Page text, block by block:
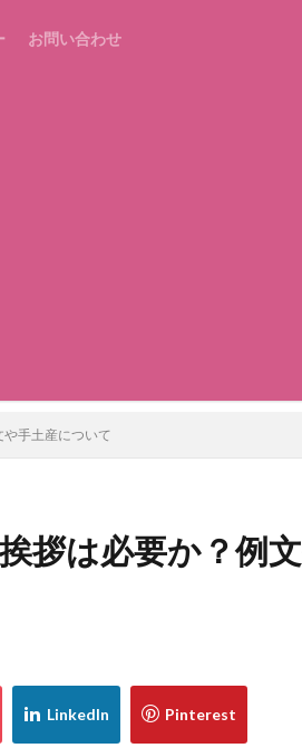
お問い合わせ
手土産について
拶は必要か？例